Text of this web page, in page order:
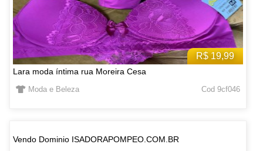
R$ 19,99
Lara moda íntima rua Moreira Cesa
Moda e Beleza Cod 9cf046
Vendo Dominio ISADORAPOMPEO.COM.BR